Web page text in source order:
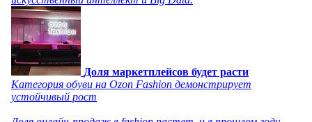
Доля маркетплейсов будет расти
Категория обуви на Ozon Fashion демонстрирует
устойчивый рост